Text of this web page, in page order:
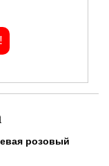
розовый